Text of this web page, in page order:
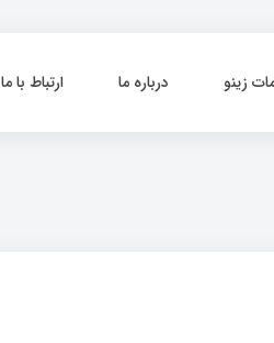
زینو درباره ما ارتباط با ما